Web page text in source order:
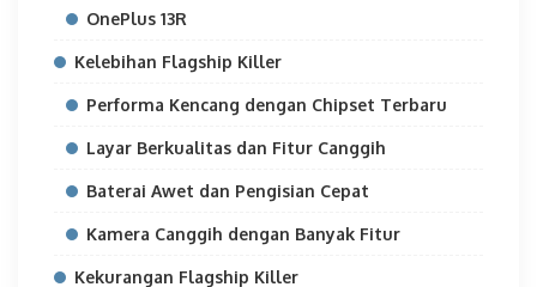
OnePlus 13R
Kelebihan Flagship Killer
Performa Kencang dengan Chipset Terbaru
Layar Berkualitas dan Fitur Canggih
Baterai Awet dan Pengisian Cepat
Kamera Canggih dengan Banyak Fitur
Kekurangan Flagship Killer